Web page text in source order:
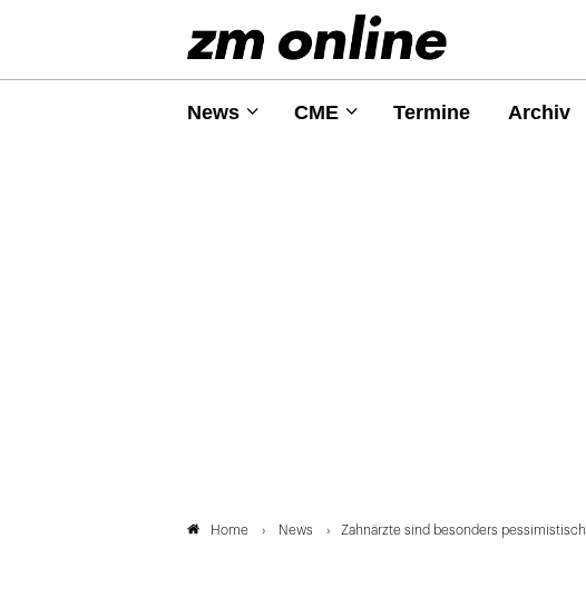
News CME Termine Archiv
Home News Zahnärzte sind besonders pessimistisch